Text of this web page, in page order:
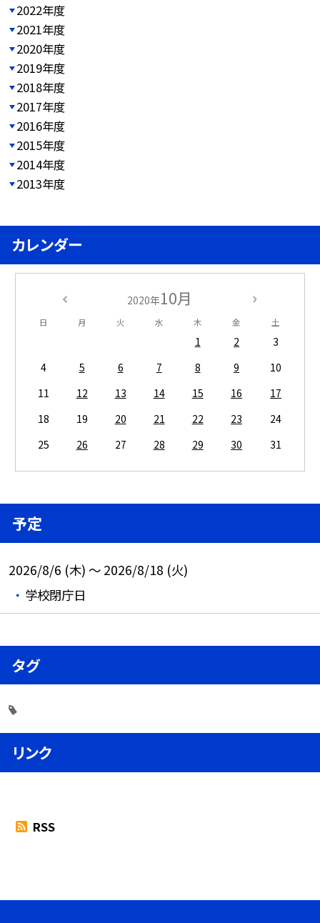
2022年度
2021年度
2020年度
2019年度
2018年度
2017年度
2016年度
2015年度
2014年度
2013年度
カレンダー
2020年10月
日 月 火 水 木 金 土
1 2
3
4
5 6 7 8 9
10
11
12 13 14 15 16
17
18
19 20 21 22 23
24
25
26 27 28 29 30 31
予定
2026/8/6 (木) ～ 2026/8/18 (火)
学校閉庁日
タグ
リンク
RSS